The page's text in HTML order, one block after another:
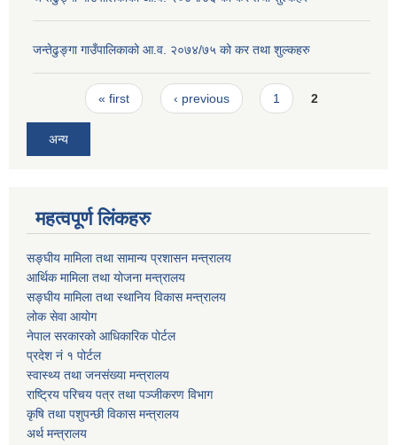
जन्तेढुङ्गा गाउँपालिकाको आ.व. २०७४/७५ को कर तथा शुल्कहरु
Pages« first ‹ previous 1 2
अन्य
महत्वपूर्ण लिंकहरु
सङ्घीय मामिला तथा सामान्य प्रशासन मन्त्रालय
आर्थिक मामिला तथा योजना मन्त्रालय
सङ्घीय मामिला तथा स्थानिय विकास मन्त्रालय
लोक सेवा आयोग
नेपाल सरकारको आधिकारिक पोर्टल
प्रदेश नं १ पोर्टल
स्वास्थ्य तथा जनसंख्या मन्त्रालय
राष्ट्रिय परिचय पत्र तथा पञ्जीकरण विभाग
कृषि तथा पशुपन्छी विकास मन्त्रालय
अर्थ मन्त्रालय